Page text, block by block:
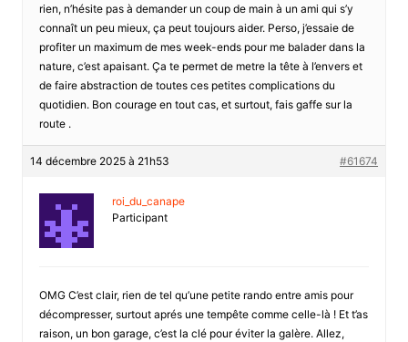
rien, n’hésite pas à demander un coup de main à un ami qui s’y
connaît un peu mieux, ça peut toujours aider. Perso, j’essaie de
profiter un maximum de mes week-ends pour me balader dans la
nature, c’est apaisant. Ça te permet de metre la tête à l’envers et
de faire abstraction de toutes ces petites complications du
quotidien. Bon courage en tout cas, et surtout, fais gaffe sur la
route .
14 décembre 2025 à 21h53 #61674
roi_du_canape
Participant
OMG C’est clair, rien de tel qu’une petite rando entre amis pour
décompresser, surtout aprés une tempête comme celle-là ! Et t’as
raison, un bon garage, c’est la clé pour éviter la galère. Allez,